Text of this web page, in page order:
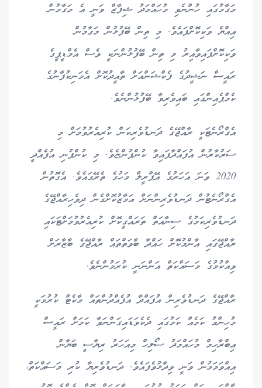
މަގާމުގައި ހުންނެވި މުހައްމަދު ޝިފާޒް ވަނީ އެ މަގާމުން
އިއްޔެ ވަކިކޮށްފައެވެ. މި ތިން ބޭފުޅުން މަގާމުން
ވަކިކޮށްފައިވާއިރު މި ތިން ބޭފުޅުންނަކީ ވެސް އެމްޑީޕީގެ
ރައީސް ނަޝީދުގެ ފެކްޝަންއަށް ތާއީދުކޮށް އެމަނިކުފާނުގެ
ކެމްޕެއިންގައި ބައިވެރިވާ ބޭފުޅުންނެވެ.
އެގްރޯނެޓަކީ ރާއްޖޭގެ ދަނޑުވެރިކަން ކުރިއެރުވުމަށް މި
ސަރުކާރުން އުފައްދާފައިވާ ކުންފުންޏެވެ. މި ކުންފުނި އުފެއްދީ
2020 ވަނަ އަހަރުގެ އޭޕްރީލް މަހުގެ ތެރޭގައެވެ. އެގޮތުން
އެގްރޯނެޓުން ދަނޑުވެރިންނަށް އަމާޒުކޮށްގެން ދިވެހިރާއްޖޭގެ
ދަނޑުވެރިކަމުގެ ސިނާއަތް ތަރައްގީކޮށް ކުރިއެރުވުމަށްޓަކައި
ރާއްޖޭގައި އާންމުކޮށް ހައްދާ ބާވަތްތައް ރާއްޖޭގެ ބާޒާރަށް
ވިއްކުމުގެ މަސައްކަތް އަންނަނީ ކުރަމުންނެވެ.
ރާއްޖޭގެ ދަނޑުވެރިން އުފައްދާ އުފެއްދުންތައް މާކެޓް ކުރުމަކީ
މުހިންމު ކަމެއް ކަމުގައި ދެކެވަޑައިގަންނަވާ ކަމަށް ރައީސް
އިބްރާހިމް މުހައްމަދު ސޯލިހް މިއަހަރު ރިޔާސީ ބަޔާން
އިއްވަމަމުން ވަނީ ވިދާޅުވެފައެވެ. ދަނޑުވެރިޔާ ކުރި މަސައްކަތް،